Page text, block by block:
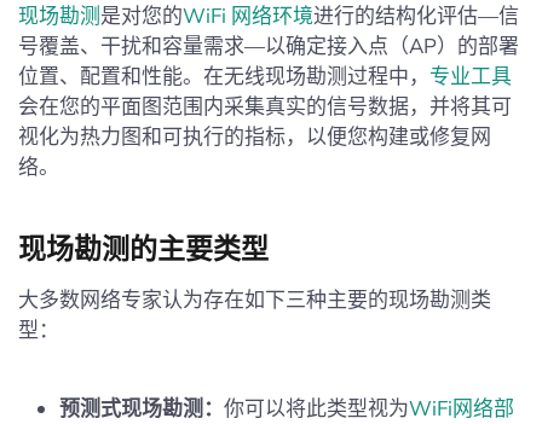
现场勘测是对您的WiFi 网络环境进行的结构化评估—信
号覆盖、干扰和容量需求—以确定接入点（AP）的部署
位置、配置和性能。在无线现场勘测过程中， 专业工具
会在您的平面图范围内采集真实的信号数据，并将其可
视化为热力图和可执行的指标，以便您构建或修复网
络。
现场勘测的主要类型
大多数网络专家认为存在如下三种主要的现场勘测类
型：
预测式现场勘测： 你可以将此类型视为WiFi网络部